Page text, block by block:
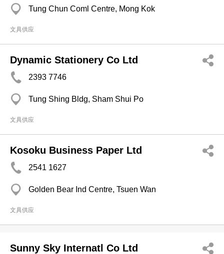
Tung Chun Coml Centre, Mong Kok
文具供应
Dynamic Stationery Co Ltd
2393 7746
Tung Shing Bldg, Sham Shui Po
文具供应
Kosoku Business Paper Ltd
2541 1627
Golden Bear Ind Centre, Tsuen Wan
文具供应
Sunny Sky Internatl Co Ltd